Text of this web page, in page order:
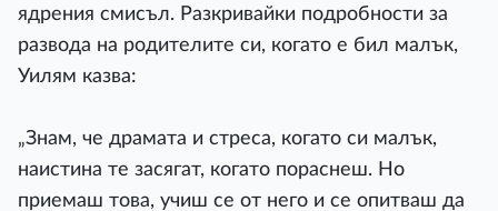
ядрения смисъл. Разкривайки подробности за
развода на родителите си, когато е бил малък,
Уилям казва:
„Знам, че драмата и стреса, когато си малък,
наистина те засягат, когато пораснеш. Но
приемаш това, учиш се от него и се опитваш да